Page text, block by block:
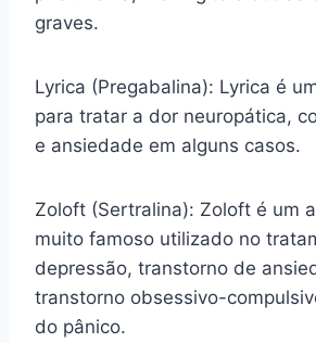
graves.
Lyrica (Pregabalina): Lyrica é
para tratar a dor neuropática,
e ansiedade em alguns casos.
Zoloft (Sertralina): Zoloft é um
muito famoso utilizado no
depressão, transtorno de
transtorno obsessivo-
do pânico.